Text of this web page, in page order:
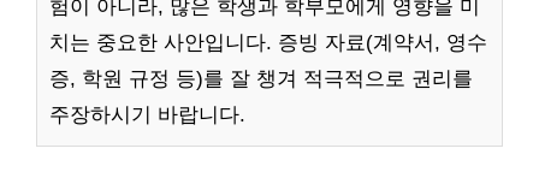
험이 아니라, 많은 학생과 학부모에게 영향을 미
치는 중요한 사안입니다. 증빙 자료(계약서, 영수
증, 학원 규정 등)를 잘 챙겨 적극적으로 권리를
주장하시기 바랍니다.